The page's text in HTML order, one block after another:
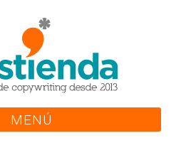
MENÚ